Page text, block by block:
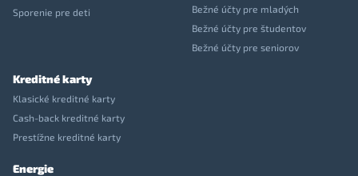
Sporenie pre deti
Bežné účty pre mladých
Bežné účty pre študentov
Bežné účty pre seniorov
Kreditné karty
Klasické kreditné karty
Cash-back kreditné karty
Prestížne kreditné karty
Energie